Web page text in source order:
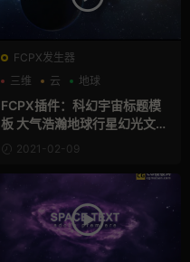
FCPX发生器
三维
云 地球
FCPX插件：科幻宇宙标题模
板 大气浩瀚地球行星幻光文字
动画展示FCPX插件 Earth Pla
net Titles
2021-02-09